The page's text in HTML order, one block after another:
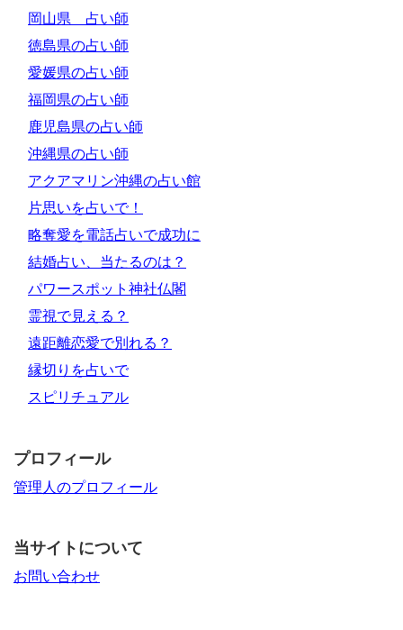
岡山県 占い師
徳島県の占い師
愛媛県の占い師
福岡県の占い師
鹿児島県の占い師
沖縄県の占い師
アクアマリン沖縄の占い館
片思いを占いで！
略奪愛を電話占いで成功に
結婚占い、当たるのは？
パワースポット神社仏閣
霊視で見える？
遠距離恋愛で別れる？
縁切りを占いで
スピリチュアル
プロフィール
管理人のプロフィール
当サイトについて
お問い合わせ